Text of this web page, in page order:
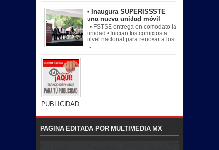
• Inaugura SUPERISSSTE
una nueva unidad móvil
• FSTSE entrega en comodato la
unidad • Inician los comicios a
nivel nacional para renovar a los
PUBLICIDAD
PAGINA EDITADA POR MULTIMEDIA MX